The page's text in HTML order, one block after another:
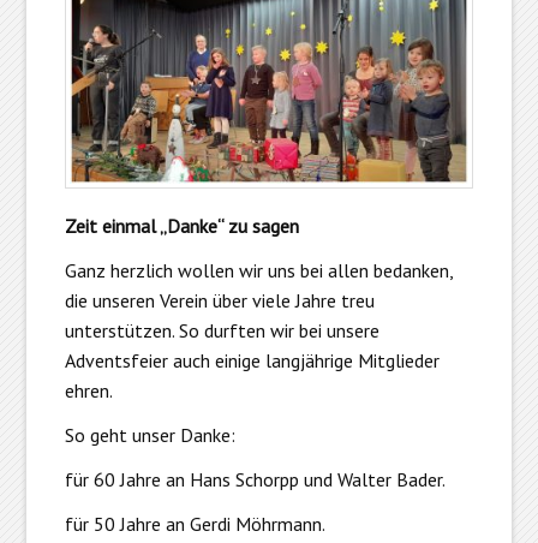
Zeit einmal „Danke“ zu sagen
Ganz herzlich wollen wir uns bei allen bedanken,
die unseren Verein über viele Jahre treu
unterstützen. So durften wir bei unsere
Adventsfeier auch einige langjährige Mitglieder
ehren.
So geht unser Danke:
für 60 Jahre an Hans Schorpp und Walter Bader.
für 50 Jahre an Gerdi Möhrmann.